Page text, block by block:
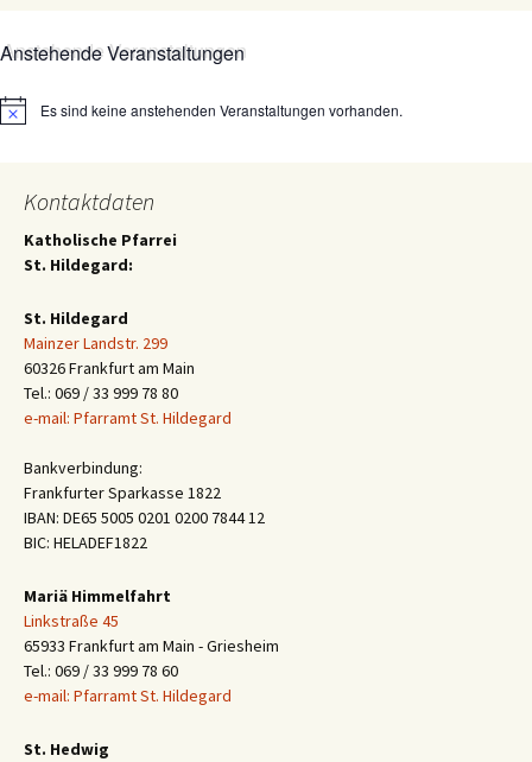
Anstehende Veranstaltungen
HinweisEs sind keine anstehenden Veranstaltungen vorhanden.
Kontaktdaten
Katholische Pfarrei
St. Hildegard:
St. Hildegard
Mainzer Landstr. 299
60326 Frankfurt am Main
Tel.: 069 / 33 999 78 80
e-mail: Pfarramt St. Hildegard
Bankverbindung:
Frankfurter Sparkasse 1822
IBAN: DE65 5005 0201 0200 7844 12
BIC: HELADEF1822
Mariä Himmelfahrt
Linkstraße 45
65933 Frankfurt am Main - Griesheim
Tel.: 069 / 33 999 78 60
e-mail: Pfarramt St. Hildegard
St. Hedwig